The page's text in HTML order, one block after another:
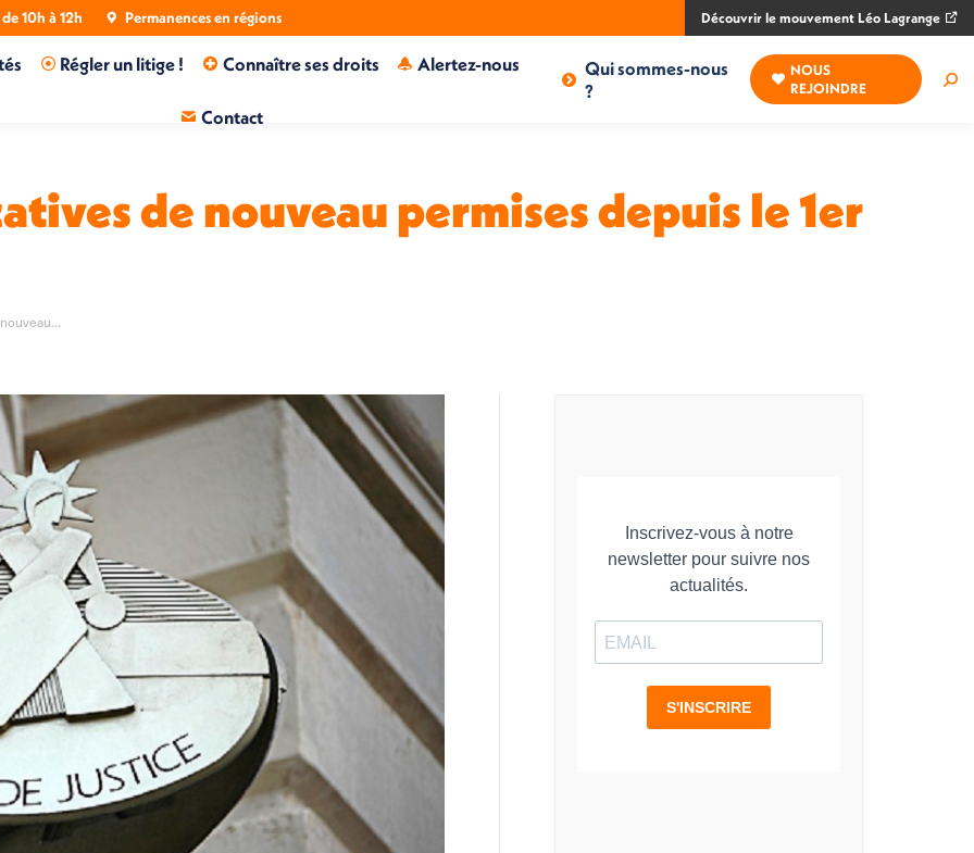
10h à 12h Permanences en régions Découvrir le mouvement Léo Lagrange
Régler un litige ! Connaître ses droits Alertez-nous
Contact
Qui sommes-nous
?
NOUS
REJOINDRE
de nouveau permises depuis le 1er